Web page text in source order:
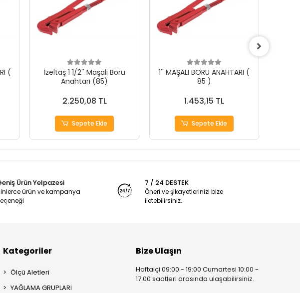
(
İzeltaş 1 1/2'' Maşalı Boru
Anahtarı (85)
2.250,08 TL
Sepete Ekle
1'' MAŞALI BORU ANAHTARI (
85 )
1.453,15 TL
Sepete Ekle
Ürün Yelpazesi
ürün ve kampanya
7 / 24 DESTEK
Öneri ve şikayetlerinizi bize
iletebilirsiniz.
Kategoriler
Ölçü Aletleri
YAĞLAMA GRUPLARI
Bize Ulaşın
Haftaiçi 09:00 - 19:00 Cumartesi 10:00 -
17:00 saatleri arasında ulaşabilirsiniz.